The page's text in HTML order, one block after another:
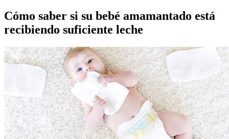
Cómo saber si su bebé amamantado está
recibiendo suficiente leche